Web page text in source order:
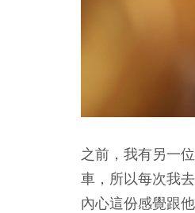
之前，我有另一
車，所以每次我
內心這份感覺跟